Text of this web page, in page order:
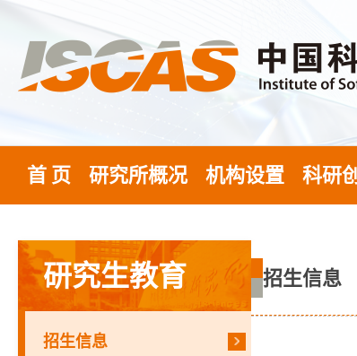
首 页 研究所概况 机构设置 科研
研究生教育
招生信息
招生信息